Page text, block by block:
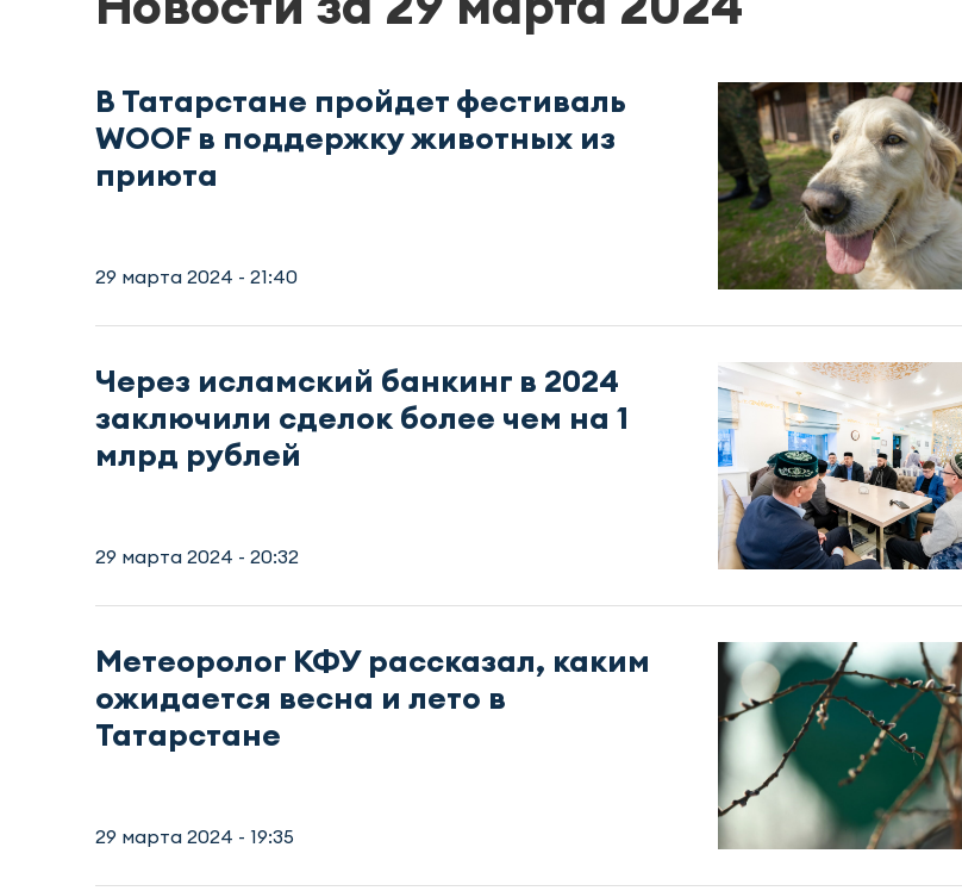
В Татарстане пройдет фестиваль
WOOF в поддержку животных из
приюта
29 марта 2024 - 21:40
Через исламский банкинг в 2024
заключили сделок более чем на 1
млрд рублей
29 марта 2024 - 20:32
Метеоролог КФУ рассказал, каким
ожидается весна и лето в
Татарстане
29 марта 2024 - 19:35